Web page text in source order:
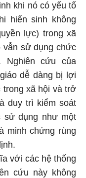
khi nó có yếu tố
hiến sinh không
lực) trong xã
vẫn sử dụng chức
Nghiên cứu của
dễ dàng bị lợi
xã hội và trở
duy trì kiểm soát
sử dụng như một
minh chứng rùng
với các hệ thống
cứu này không